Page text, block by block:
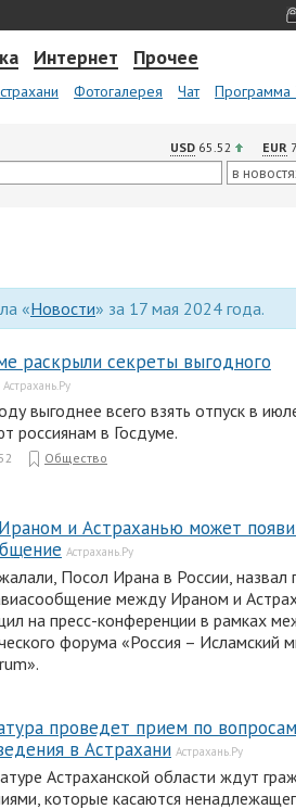
Интернет Прочее
Фотогалерея Чат Программа
USD 65.52 EUR
«Новости» за 17 мая 2024 года.
раскрыли секреты выгодного
Астрахань.Ру
выгоднее всего взять отпуск в
россиянам в Госдуме.
Общество
и Астраханью может
Астрахань.Ру
Посол Ирана в России, назвал
между Ираном и
на пресс-конференции в рамках
форума «Россия – Исламский
проведет прием по вопросам
в Астрахани Астрахань.Ру
Астраханской области ждут
которые касаются